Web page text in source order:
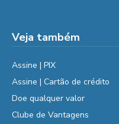
Veja também
Assine | PIX
Assine | Cartão de crédito
Doe qualquer valor
Clube de Vantagens